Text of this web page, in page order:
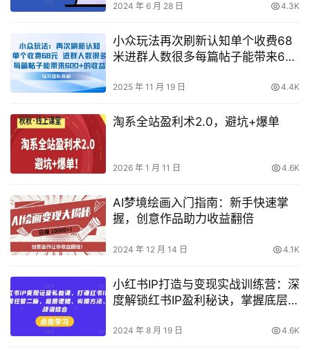
2024 年 6 月 28 日 4.3K
小众玩法再次刷新认知单个收费68
米进群人数很多每篇帖子能带来6张
2025 年 11 月 19 日 4.4K
淘系全站盈利术2.0，避坑+爆单
2026 年 1 月 11 日 4.6K
AI梦境绘画入门指南：新手快速掌
握，创意作品助力收益翻倍
2024 年 12 月 14 日 4.1K
小红书IP打造与变现实战训练营：深
度解锁红书IP盈利秘诀，掌握底层逻
升！
2024 年 8 月 19 日 4.6K